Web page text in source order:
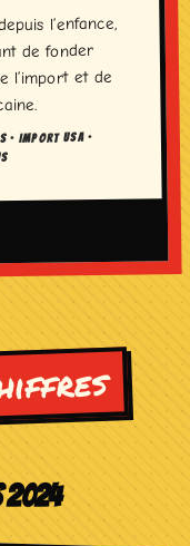
l’enfance,
de fonder
l’import et de
· IMPORT USA ·
2024